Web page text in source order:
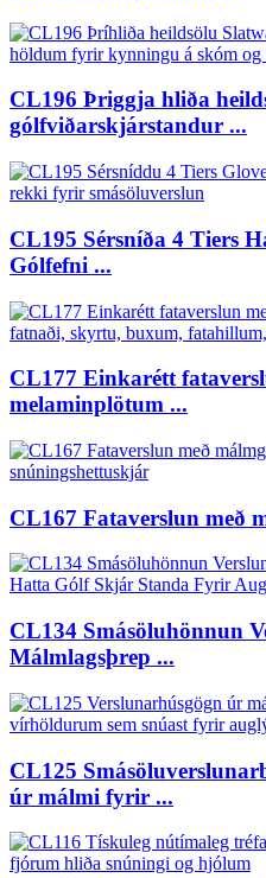
CL196 Þriggja hliða
gólfviðarskjárstandur ...
CL195 Sérsníða 4 Tiers
Gólfefni ...
CL177 Einkarétt
melaminplötum ...
CL167 Fataverslun með
CL134 Smásöluhönnun
Málmlagsþrep ...
CL125
úr málmi fyrir ...